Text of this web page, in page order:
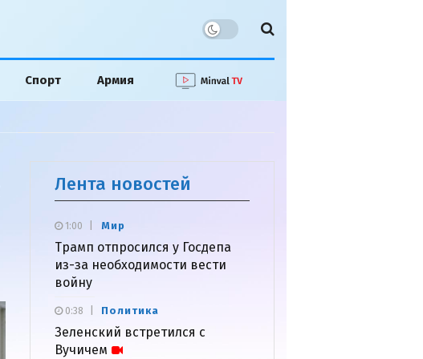
Спорт Армия
Лента новостей
Мир
Трамп отпросился у Госдепа
из-за необходимости вести
войну
1:00
Политика
Зеленский встретился с
Вучичем
0:38